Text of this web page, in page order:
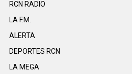
RCN RADIO
LA F.M.
ALERTA
DEPORTES RCN
LA MEGA